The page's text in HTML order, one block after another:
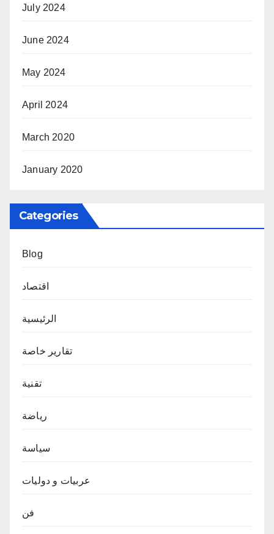
July 2024
June 2024
May 2024
April 2024
March 2020
January 2020
Categories
Blog
اقتصاد
الرئيسية
تقارير خاصة
تقنية
رياضة
سياسة
عربيات و دوليات
فن